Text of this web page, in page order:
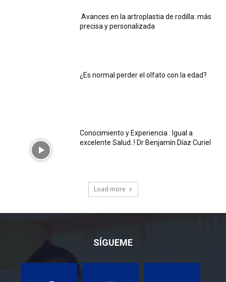
Avances en la artroplastia de rodilla: más
precisa y personalizada
¿Es normal perder el olfato con la edad?
Conocimiento y Experiencia : Igual a
excelente Salud..! Dr Benjamín Díaz Curiel
Load more
SÍGUEME